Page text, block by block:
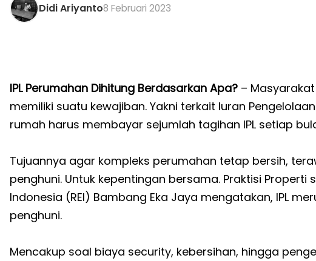
Didi Ariyanto8 Februari 2023
IPL Perumahan Dihitung Berdasarkan Apa? –
memiliki suatu kewajiban. Yakni terkait Iuran
rumah harus membayar sejumlah tagihan IPL setiap
Tujuannya agar kompleks perumahan tetap bersih,
penghuni. Untuk kepentingan bersama. Praktisi Properti
Indonesia (REI) Bambang Eka Jaya mengatakan, IPL
penghuni.
Mencakup soal biaya security, kebersihan, hingga